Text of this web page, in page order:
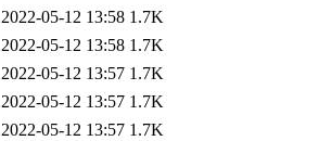
2022-05-12 13:58 1.7K
2022-05-12 13:58 1.7K
2022-05-12 13:57 1.7K
2022-05-12 13:57 1.7K
2022-05-12 13:57 1.7K